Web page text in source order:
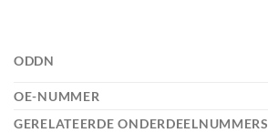
ODDN
OE-NUMMER
GERELATEERDE ONDERDEELNUMMERS